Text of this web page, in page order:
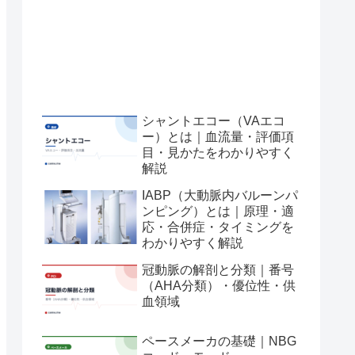
シャントエコー（VAエコ
ー）とは｜血流量・評価項
目・見かたをわかりやすく
解説
IABP（大動脈内バルーンパ
ンピング）とは｜原理・適
応・合併症・タイミングを
わかりやすく解説
冠動脈の解剖と分類｜番号
（AHA分類）・優位性・供
血領域
ペースメーカの基礎｜NBG